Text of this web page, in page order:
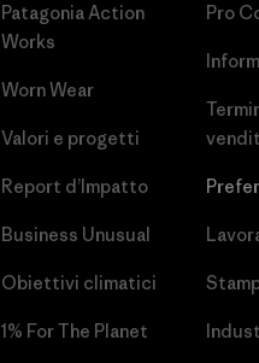
Patagonia Action
Works
Worn Wear
Valori e progetti
Report d’Impatto
Business Unusual
Obiettivi climatici
1% For The Planet
Pro